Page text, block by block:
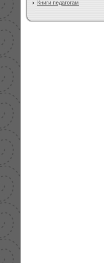
Книги педагогам